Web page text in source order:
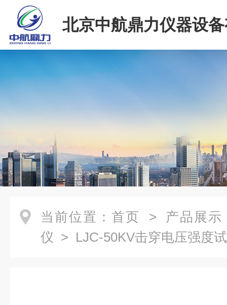
北京中航鼎力仪器设
司
当前位置： 首页 > 产品展示
仪 > LJC-50KV击穿电压强度